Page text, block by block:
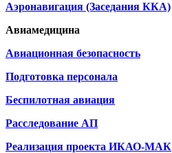
Аэронавигация (Заседания ККА)
Авиамедицина
Авиационная безопасность
Подготовка персонала
Беспилотная авиация
Расследование АП
Реализация проекта ИКАО-МАК